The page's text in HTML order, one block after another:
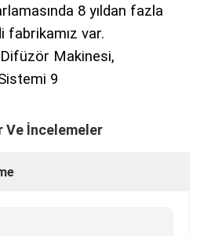
8 yıldan fazla
fabrikamız var.
Ve İncelemeler